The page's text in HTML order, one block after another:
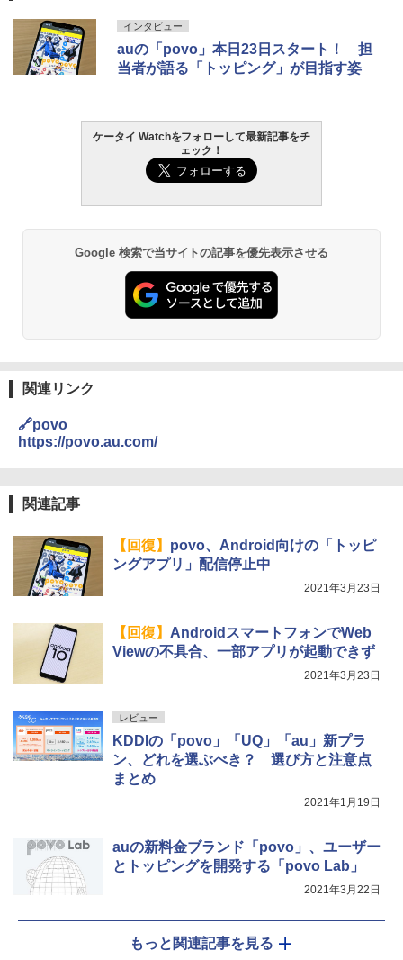
インタビュー
auの「povo」本日23日スタート！ 担
当者が語る「トッピング」が目指す姿
ケータイ Watchをフォローして最新記事をチ
ェック！
Google 検索で当サイトの記事を優先表示させる
関連リンク
🔗povo
https://povo.au.com/
関連記事
【回復】 povo、Android向けの「トッピ
ングアプリ」配信停止中
2021年3月23日
【回復】 AndroidスマートフォンでWeb
Viewの不具合、一部アプリが起動できず
2021年3月23日
レビュー
KDDIの「povo」「UQ」「au」新プラ
ン、どれを選ぶべき？ 選び方と注意点
まとめ
2021年1月19日
auの新料金ブランド「povo」、ユーザー
とトッピングを開発する「povo Lab」
2021年3月22日
もっと関連記事を見る